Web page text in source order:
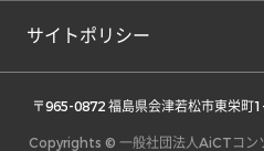
サイトポリシー
〒965-0872 福島県会津若松市東栄町
Copyrights © 一般社団法人AiCTコン